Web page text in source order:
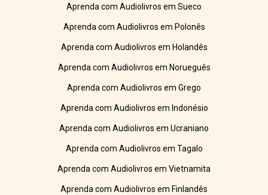
Aprenda com Audiolivros em Sueco
Aprenda com Audiolivros em Polonês
Aprenda com Audiolivros em Holandês
Aprenda com Audiolivros em Norueguês
Aprenda com Audiolivros em Grego
Aprenda com Audiolivros em Indonésio
Aprenda com Audiolivros em Ucraniano
Aprenda com Audiolivros em Tagalo
Aprenda com Audiolivros em Vietnamita
Aprenda com Audiolivros em Finlandês